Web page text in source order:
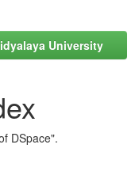
University
DSpace".